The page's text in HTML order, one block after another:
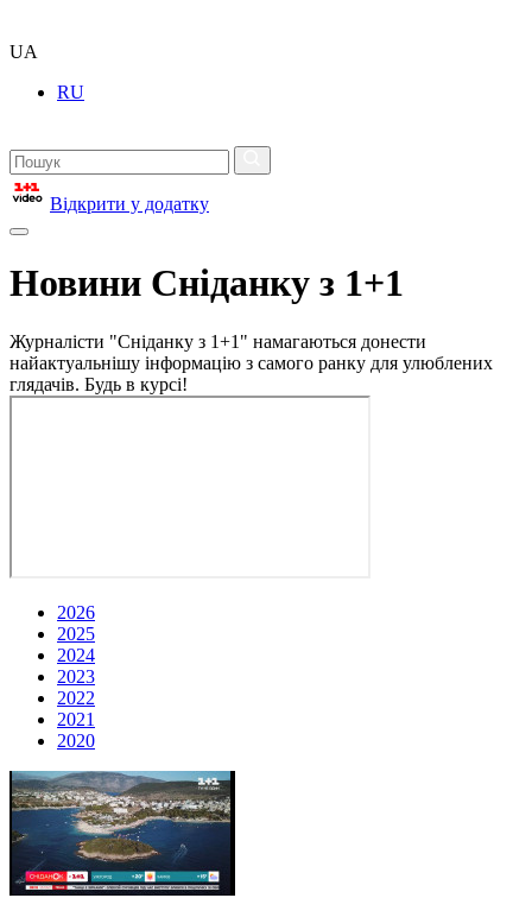
UA
RU
Відкрити у додатку
Новини Сніданку з 1+1
Журналісти "Сніданку з 1+1" намагаються донести
найактуальнішу інформацію з самого ранку для улюблених
глядачів. Будь в курсі!
2026
2025
2024
2023
2022
2021
2020